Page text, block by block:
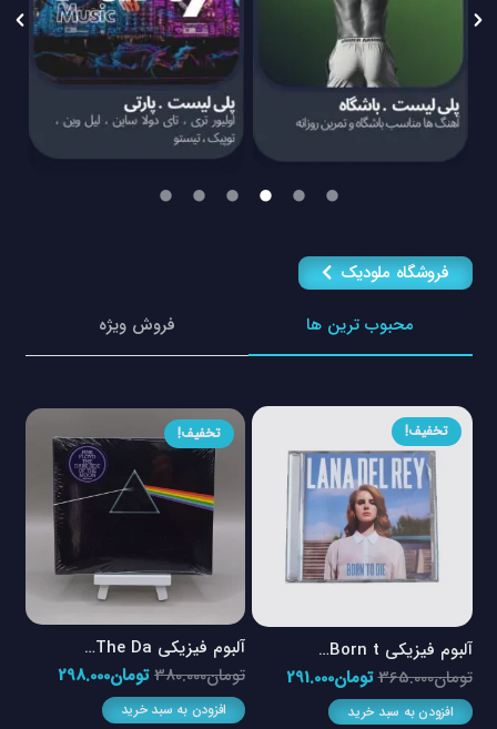
فروشگاه ملودیک
محبوب ترین ها
فروش ویژه
تخفیف!
آلبوم فیزیکی Born t…
تومان365.000قیمت
اصلی
تومان291.000قیمت
افزودن به سبد خرید
تخفیف!
آلبوم فیزیکی The Da…
تومان380.000قیمت
اصلی
تومان298.000قیمت
افزودن به سبد خرید